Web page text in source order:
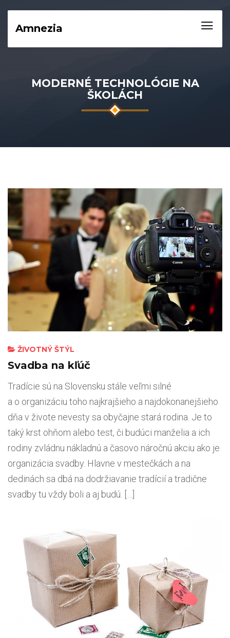
Amnezia
MODERNÉ TECHNOLÓGIE NA
ŠKOLÁCH
ŽIVOTNÝ ŠTÝL
Svadba na kľúč
Tradície sú na Slovensku stále veľmi silné
a o organizáciu toho najkrajšieho a najdokonanejšieho
dňa v živote nevesty sa obyčajne stará rodina. Je to
taký krst ohňom alebo test, či budúci manželia a ich
rodiny zvládnu nákladnú a časovo náročnú akciu ako je
organizácia svadby. Hlavne v mestečkách a na
dedinách sa dbá na dodržiavanie tradícií a tradične
svadby tu vždy boli a aj budú. […]